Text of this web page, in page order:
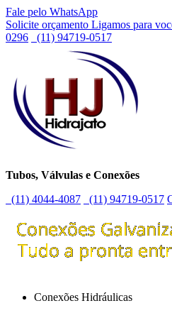
Fale pelo WhatsApp
Solicite orçamento Ligamos para
0296
(11) 94719-0517
Tubos, Válvulas e Conexões
(11) 4044-4087
(11) 94719-0517
Conexões Hidráulicas